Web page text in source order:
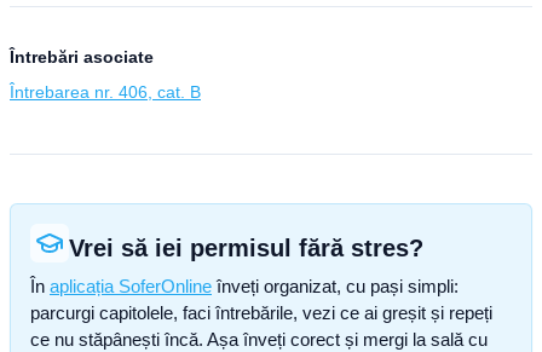
Întrebări asociate
Întrebarea nr. 406, cat. B
Vrei să iei permisul fără stres?
În aplicația SoferOnline înveți organizat, cu pași simpli:
parcurgi capitolele, faci întrebările, vezi ce ai greșit și repeți
ce nu stăpânești încă. Așa înveți corect și mergi la sală cu